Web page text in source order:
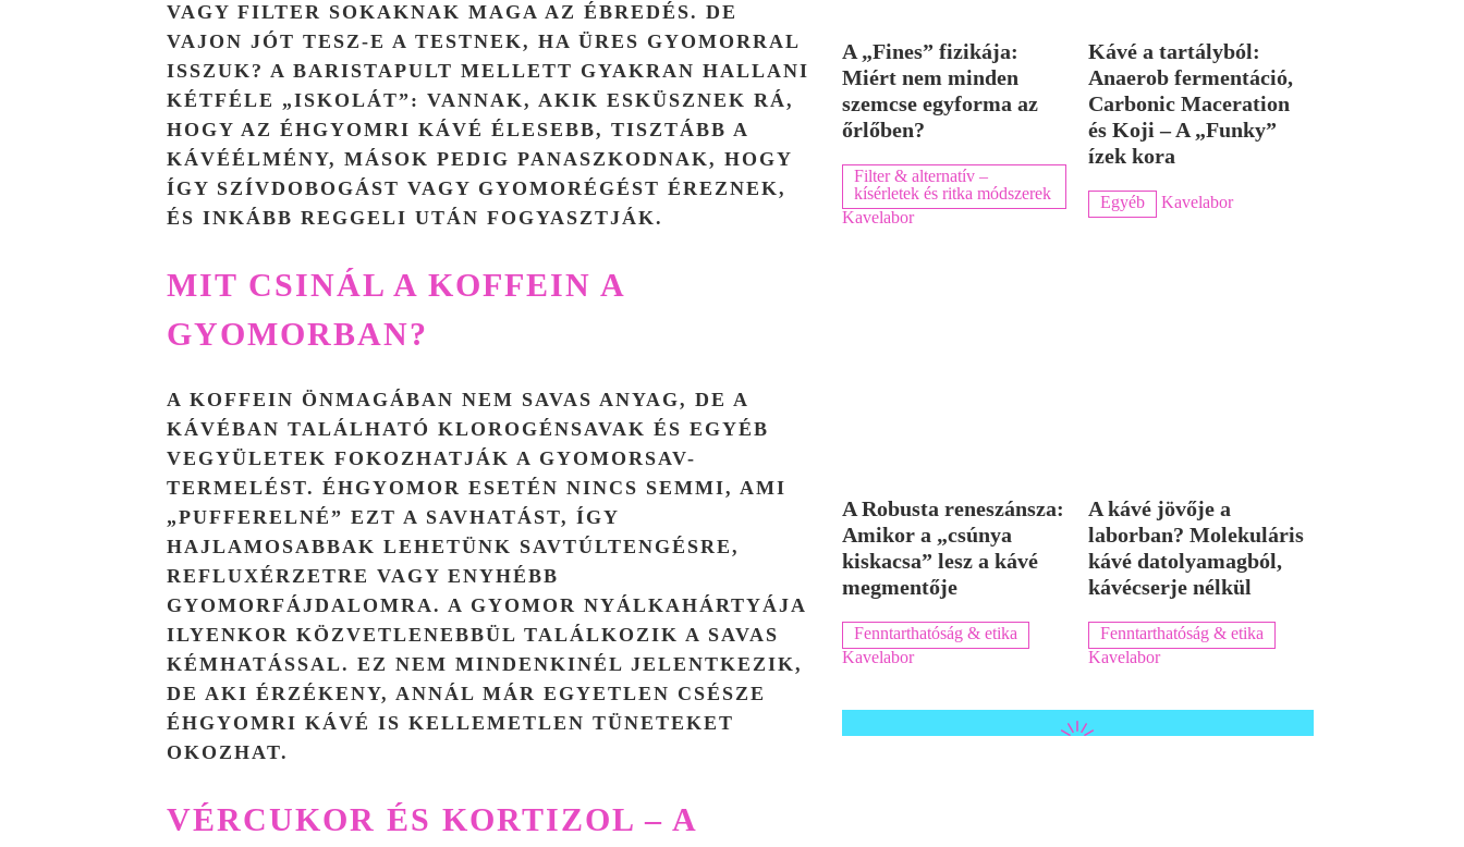
VAGY FILTER SOKAKNAK MAGA AZ ÉBREDÉS. DE
VAJON JÓT TESZ-E A TESTNEK, HA ÜRES GYOMORRAL
ISSZUK? A BARISTAPULT MELLETT GYAKRAN HALLANI
KÉTFÉLE „ISKOLÁT”: VANNAK, AKIK ESKÜSZNEK RÁ,
HOGY AZ ÉHGYOMRI KÁVÉ ÉLESEBB, TISZTÁBB A
KÁVÉÉLMÉNY, MÁSOK PEDIG PANASZKODNAK, HOGY
ÍGY SZÍVDOBOGÁST VAGY GYOMORÉGÉST ÉREZNEK,
ÉS INKÁBB REGGELI UTÁN FOGYASZTJÁK.
MIT CSINÁL A KOFFEIN A
GYOMORBAN?
A KOFFEIN ÖNMAGÁBAN NEM SAVAS ANYAG, DE A
KÁVÉBAN TALÁLHATÓ KLOROGÉNSAVAK ÉS EGYÉB
VEGYÜLETEK FOKOZHATJÁK A GYOMORSAV-
TERMELÉST. ÉHGYOMOR ESETÉN NINCS SEMMI, AMI
„PUFFERELNÉ” EZT A SAVHATÁST, ÍGY
HAJLAMOSABBAK LEHETÜNK SAVTÚLTENGÉSRE,
REFLUXÉRZETRE VAGY ENYHÉBB
GYOMORFÁJDALOMRA. A GYOMOR NYÁLKAHÁRTYÁJA
ILYENKOR KÖZVETLENEBBÜL TALÁLKOZIK A SAVAS
KÉMHATÁSSAL. EZ NEM MINDENKINÉL JELENTKEZIK,
DE AKI ÉRZÉKENY, ANNÁL MÁR EGYETLEN CSÉSZE
ÉHGYOMRI KÁVÉ IS KELLEMETLEN TÜNETEKET
OKOZHAT.
VÉRCUKOR ÉS KORTIZOL – A
A „Fines” fizikája:
Miért nem minden
szemcse egyforma az
őrlőben?
Filter & alternatív –
kísérletek és ritka módszerek
Kavelabor
Kávé a tartályból:
Anaerob fermentáció,
Carbonic Maceration
és Koji – A „Funky”
ízek kora
Egyéb Kavelabor
A Robusta reneszánsza:
Amikor a „csúnya
kiskacsa” lesz a kávé
megmentője
Fenntarthatóság & etika
Kavelabor
A kávé jövője a
laborban? Molekuláris
kávé datolyamagból,
kávécserje nélkül
Fenntarthatóság & etika
Kavelabor